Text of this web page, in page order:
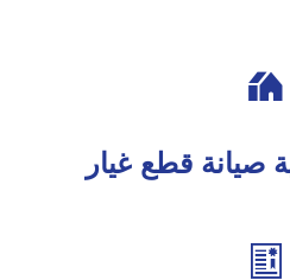

صيانة قطع غيار
